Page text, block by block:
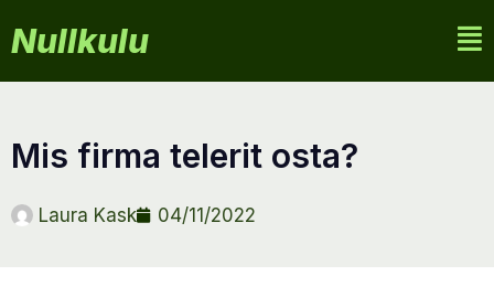
Nullkulu
mis firma telerit osta?
Laura Kask 04/11/2022